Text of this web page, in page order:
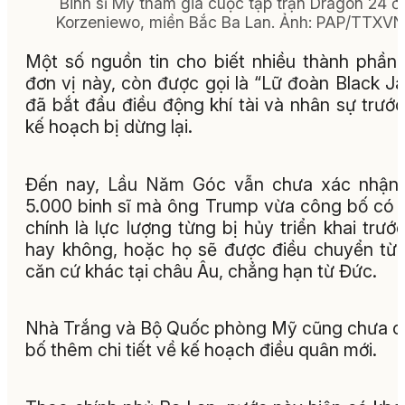
Korzeniewo, miền Bắc Ba Lan. Ảnh: PAP/TTXVN
Một số nguồn tin cho biết nhiều thành phần
đơn vị này, còn được gọi là “Lữ đoàn Black
đã bắt đầu điều động khí tài và nhân sự
kế hoạch bị dừng lại.
Đến nay, Lầu Năm Góc vẫn chưa xác nhận
5.000 binh sĩ mà ông Trump vừa công bố có
chính là lực lượng từng bị hủy triển khai
hay không, hoặc họ sẽ được điều chuyển từ
căn cứ khác tại châu Âu, chẳng hạn từ Đức.
Nhà Trắng và Bộ Quốc phòng Mỹ cũng chưa
bố thêm chi tiết về kế hoạch điều quân mới.